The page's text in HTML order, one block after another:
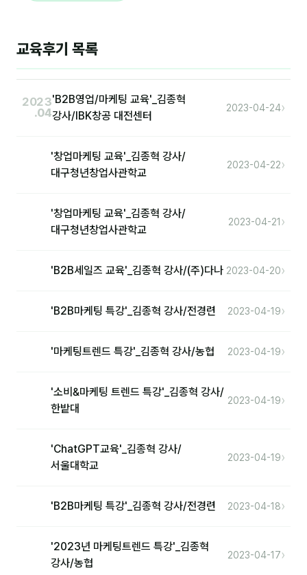
마케팅
재무·계약
B2B 영업도구
용어사전
트렌드 리포트
영상자료실
등급 · 포인트
💰 교육 견적 계산기
1:1 문의
공지사항
교육후기 목록
2023
.04
'B2B영업/마케팅 교육'_김종혁
강사/IBK창공 대전센터
2023-04-24›
'창업마케팅 교육'_김종혁 강사/
대구청년창업사관학교
2023-04-22›
'창업마케팅 교육'_김종혁 강사/
대구청년창업사관학교
2023-04-21›
'B2B세일즈 교육'_김종혁 강사/(주)다나 2023-04-20›
'B2B마케팅 특강'_김종혁 강사/전경련 2023-04-19›
'마케팅트렌드 특강'_김종혁 강사/농협 2023-04-19›
'소비&마케팅 트렌드 특강'_김종혁 강사/
한밭대
2023-04-19›
'ChatGPT교육'_김종혁 강사/
서울대학교
2023-04-19›
'B2B마케팅 특강'_김종혁 강사/전경련 2023-04-18›
'2023년 마케팅트렌드 특강'_김종혁
강사/농협
2023-04-17›